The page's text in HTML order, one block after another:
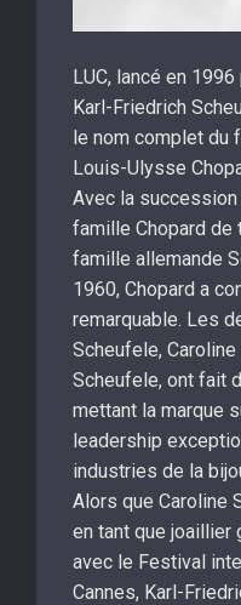
LUC, lancé en
Karl-Friedrich
le nom complet du
Louis-Ulysse
Avec la
famille Chopard de
famille allemande
1960, Chopard a
remarquable. Les
Scheufele,
Scheufele, ont fait
mettant la marque
leadership
industries de la
Alors que Caroline
en tant que joaillier
avec le Festival
Cannes, Karl-